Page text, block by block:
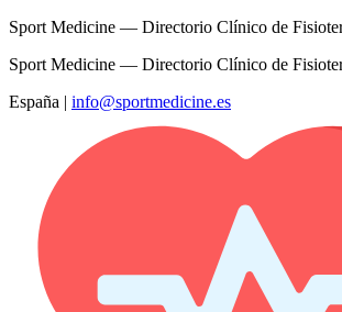
Sport Medicine — Directorio Clínico de
Sport Medicine — Directorio Clínico de
España | info@sportmedicine.es